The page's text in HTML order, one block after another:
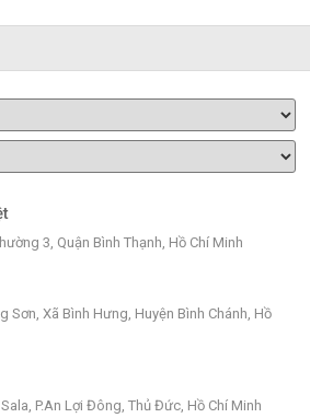
3, Quận Bình Thạnh, Hồ Chí Minh
Sơn, Xã Bình Hưng, Huyện Bình Chánh, Hồ
P.An Lợi Đông, Thủ Đức, Hồ Chí Minh